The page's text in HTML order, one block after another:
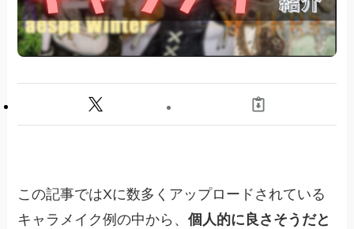
この記事ではXに数多くアップロードされている
キャラメイク例の中から、個人的に良さそうだと
るキャラメイク動画
GameWithさまのキャラクリ記事
【2025/03/09追記】キャラの見た目をもっと可
キャラクリ豆知識
黄金比テンプレ
顎は唇より奥に押し込む
フィールドに出ると顔が暗くなる現象の対処法